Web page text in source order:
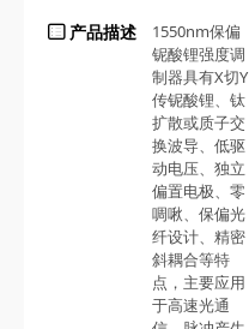
产品描述
1550nm保偏
铌酸锂强度调
制器具有X切Y
传铌酸锂、钛
扩散或质子交
换波导、低驱
动电压、独立
偏置电极、零
啁啾、保偏光
纤设计、精密
斜耦合等特
点，主要应用
于高速光通